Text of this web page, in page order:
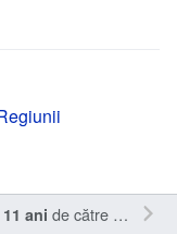
ani de către Inistea